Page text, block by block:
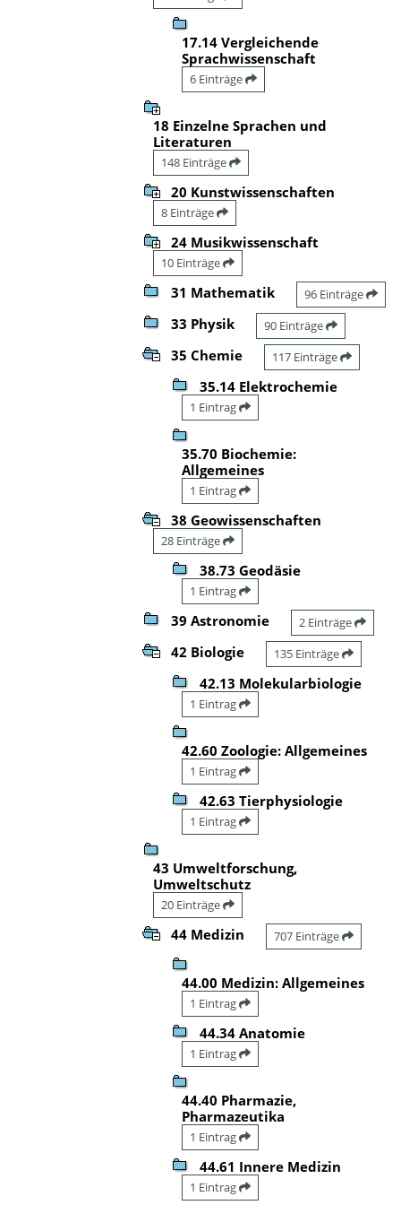
17.14 Vergleichende
Sprachwissenschaft
6 Einträge
18 Einzelne Sprachen und
Literaturen
148 Einträge
20 Kunstwissenschaften
8 Einträge
24 Musikwissenschaft
10 Einträge
31 Mathematik 96 Einträge
33 Physik 90 Einträge
35 Chemie 117 Einträge
35.14 Elektrochemie
1 Eintrag
35.70 Biochemie:
Allgemeines
1 Eintrag
38 Geowissenschaften
28 Einträge
38.73 Geodäsie
1 Eintrag
39 Astronomie 2 Einträge
42 Biologie 135 Einträge
42.13 Molekularbiologie
1 Eintrag
42.60 Zoologie: Allgemeines
1 Eintrag
42.63 Tierphysiologie
1 Eintrag
43 Umweltforschung,
Umweltschutz
20 Einträge
44 Medizin 707 Einträge
44.00 Medizin: Allgemeines
1 Eintrag
44.34 Anatomie
1 Eintrag
44.40 Pharmazie,
Pharmazeutika
1 Eintrag
44.61 Innere Medizin
1 Eintrag